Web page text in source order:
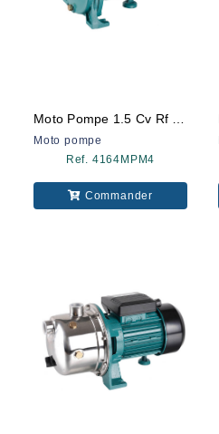
Moto pompe
Ref. 4164MPM4
Commander